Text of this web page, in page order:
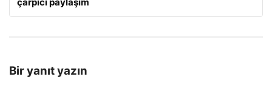
Bir yanıt yazın